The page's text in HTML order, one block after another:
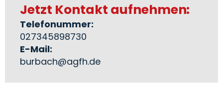
Jetzt Kontakt aufnehmen:
Telefonummer:
027345898730
E-Mail:
burbach@agfh.de